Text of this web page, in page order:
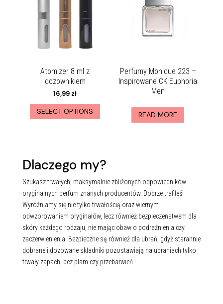
Atomizer 8 ml z
dozownikiem
16,99 zł
SELECT OPTIONS
Perfumy Monique 223 –
Inspirowane CK Euphoria
Men
READ MORE
Dlaczego my?
Szukasz trwałych, maksymalnie zbliżonych odpowiedników
oryginalnych perfum znanych producentów. Dobrze trafiłeś!
Wyróżniamy się nie tylko trwałością oraz wiernym
odwzorowaniem oryginałów, lecz również bezpieczeństwem dla
skóry każdego rodzaju, nie mając obaw o podrażnienia czy
zaczerwienienia. Bezpieczne są również dla ubrań, gdyż starannie
dobrane i dozowane składniki pozostawiają na ubraniach tylko
trwały zapach, bez plam czy przebarwień.